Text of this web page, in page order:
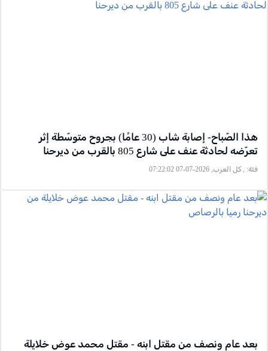
هذا الصّباح- إصابة شاب (30 عامًا) بجروح متوسّطة إثر
تعرّضه لحادثة عنف على شارع 805 بالقرب من ديرحنا
فئة: , كل العرب, 2026-07-07 07:22:02
بعد عام ونصف من مقتل ابنه - مقتل محمد عوض خلايلة